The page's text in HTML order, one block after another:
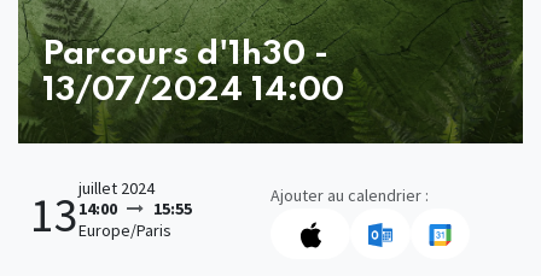
Parcours d'1h30 -
13/07/2024 14:00
13juillet 2024
14:00
15:55
Europe/Paris
Ajouter au calendrier :